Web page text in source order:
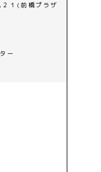
１(前橋プラザ
ー